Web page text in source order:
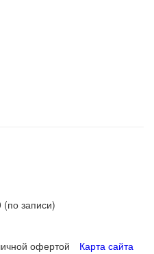
записи)
офертой
Карта сайта